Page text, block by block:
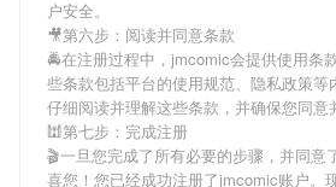
户安全。
🎥第六步：阅读并同意条款
🚔在注册过程中， jmcomic会提供使用条
些条款包括平台的使用规范、隐私政策
仔细阅读并理解这些条款，并确保您同意
🕍第七步：完成注册
🎬一旦您完成了所有必要的步骤，并同意
喜您！您已经成功注册了jmcomic账户。